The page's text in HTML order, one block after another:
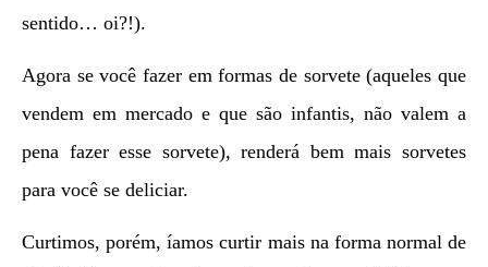
sentido… oi?!).
Agora se você fazer em formas de sorvete (aqueles que
vendem em mercado e que são infantis, não valem a
pena fazer esse sorvete), renderá bem mais sorvetes
para você se deliciar.
Curtimos, porém, íamos curtir mais na forma normal de